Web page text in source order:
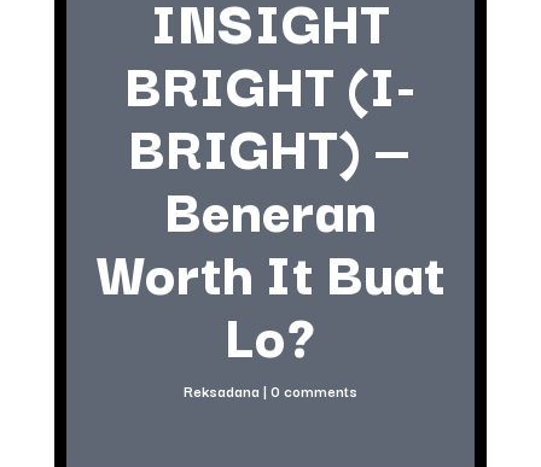
INSIGHT
BRIGHT (I-
BRIGHT) —
Beneran
Worth It Buat
Lo?
Reksadana | 0 comments